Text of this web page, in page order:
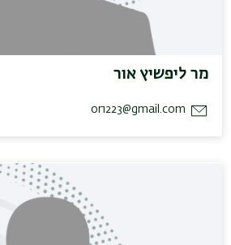
מר ליפשיץ אור
or1223@gmail.com